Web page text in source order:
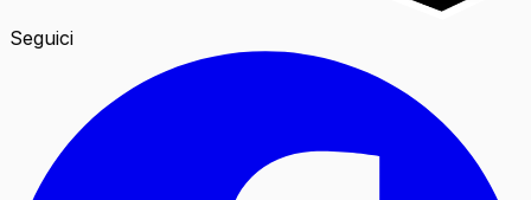
Seguici